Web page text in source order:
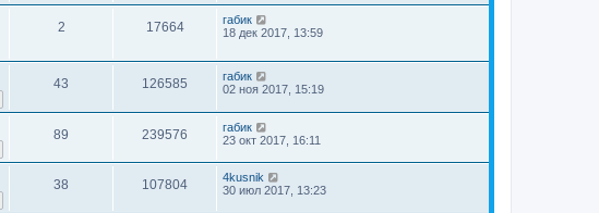
2 17664
габик
18 дек 2017, 13:59
43 126585
габик
02 ноя 2017, 15:19
89 239576
габик
23 окт 2017, 16:11
38 107804
4kusnik
30 июл 2017, 13:23